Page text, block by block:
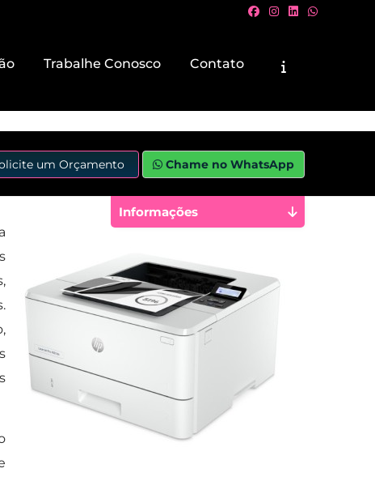
Trabalhe Conosco Contato
um Orçamento Chame no WhatsApp
Informações